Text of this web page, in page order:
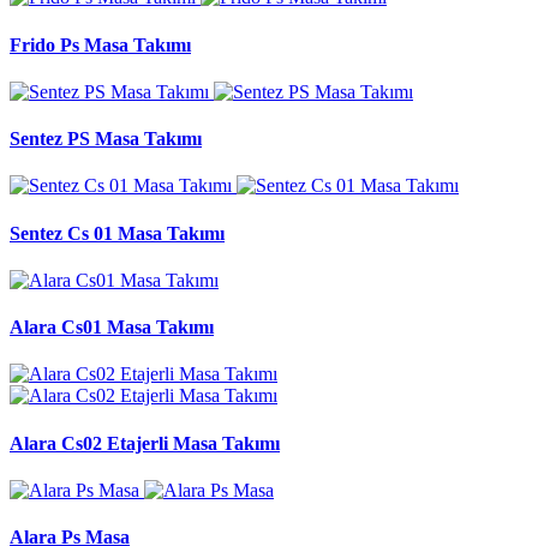
Frido Ps Masa Takımı
Sentez PS Masa Takımı
Sentez Cs 01 Masa Takımı
Alara Cs01 Masa Takımı
Alara Cs02 Etajerli Masa Takımı
Alara Ps Masa